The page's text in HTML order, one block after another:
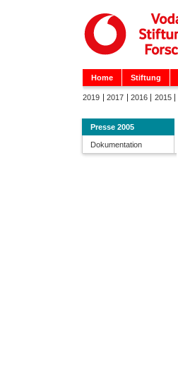
Home Stiftung
2019 2017 2016 2015
Presse 2005
Dokumentation